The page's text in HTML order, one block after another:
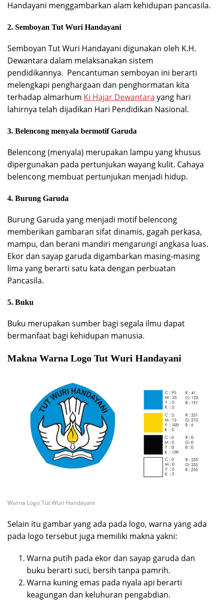
Handayani menggambarkan alam kehidupan pancasila.
2. Semboyan Tut Wuri Handayani
Semboyan Tut Wuri Handayani digunakan oleh K.H.
Dewantara dalam melaksanakan sistem
pendidikannya. Pencantuman semboyan ini berarti
melengkapi penghargaan dan penghormatan kita
terhadap almarhum Ki Hajar Dewantara yang hari
lahirnya telah dijadikan Hari Pendidikan Nasional.
3. Belencong menyala bermotif Garuda
Belencong (menyala) merupakan lampu yang khusus
dipergunakan pada pertunjukan wayang kulit. Cahaya
belencong membuat pertunjukan menjadi hidup.
4. Burung Garuda
Burung Garuda yang menjadi motif belencong
memberikan gambaran sifat dinamis, gagah perkasa,
mampu, dan berani mandiri mengarungi angkasa luas.
Ekor dan sayap garuda digambarkan masing-masing
lima yang berarti satu kata dengan perbuatan
Pancasila.
5. Buku
Buku merupakan sumber bagi segala ilmu dapat
bermanfaat bagi kehidupan manusia.
Makna Warna Logo Tut Wuri Handayani
Warna Logo Tut Wuri Handayani
Selain itu gambar yang ada pada logo, warna yang ada
pada logo tersebut juga memiliki makna yakni:
Warna putih pada ekor dan sayap garuda dan
buku berarti suci, bersih tanpa pamrih.
Warna kuning emas pada nyala api berarti
keagungan dan keluhuran pengabdian.